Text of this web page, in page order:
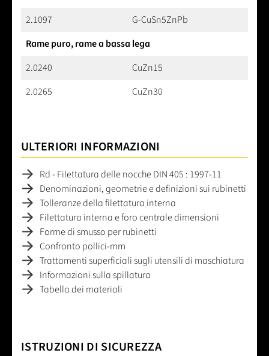
2.1097
G-CuSn5ZnPb
Rame puro, rame a bassa lega
2.0240
CuZn15
2.0265
CuZn30
ULTERIORI INFORMAZIONI
Rd - Filettatura delle nocche DIN 405 : 1997-11
Denominazioni, geometrie e definizioni sui rubinetti
Tolleranze della filettatura interna
Filettatura interna e foro centrale dimensioni
Forme di smusso per rubinetti
Confronto pollici-mm
Trattamenti superficiali sugli utensili di maschiatura
Informazioni sulla spillatura
Tabella dei materiali
ISTRUZIONI DI SICUREZZA